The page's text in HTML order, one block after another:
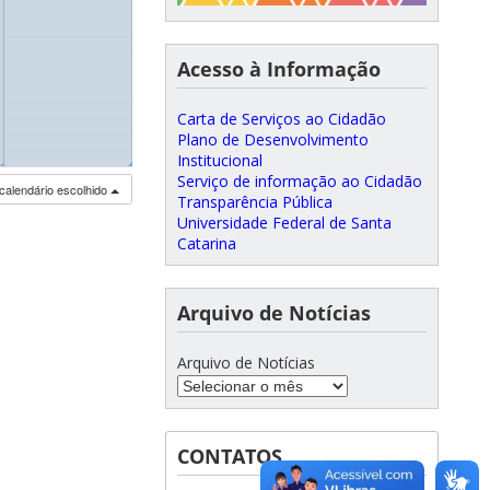
◢ ◢
escolhido
Acesso à Informação
Carta de Serviços ao Cidadão
Plano de Desenvolvimento
Institucional
Serviço de informação ao Cidadão
Transparência Pública
Universidade Federal de Santa
Catarina
Arquivo de Notícias
Arquivo de Notícias
CONTATOS